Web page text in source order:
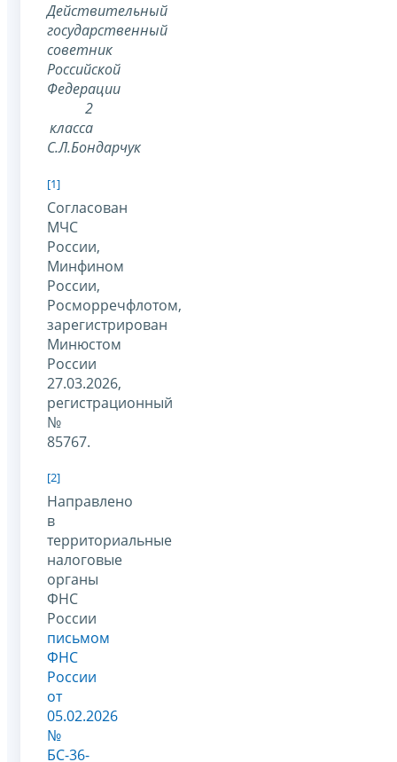
Действительный
государственный
советник
Российской
Федерации
2
класса
С.Л.Бондарчук
[1]
Согласован
МЧС
России,
Минфином
России,
Росморречфлотом,
зарегистрирован
Минюстом
России
27.03.2026,
регистрационный
№
85767.
[2]
Направлено
в
территориальные
налоговые
органы
ФНС
России
письмом
ФНС
России
от
05.02.2026
№
БС-36-